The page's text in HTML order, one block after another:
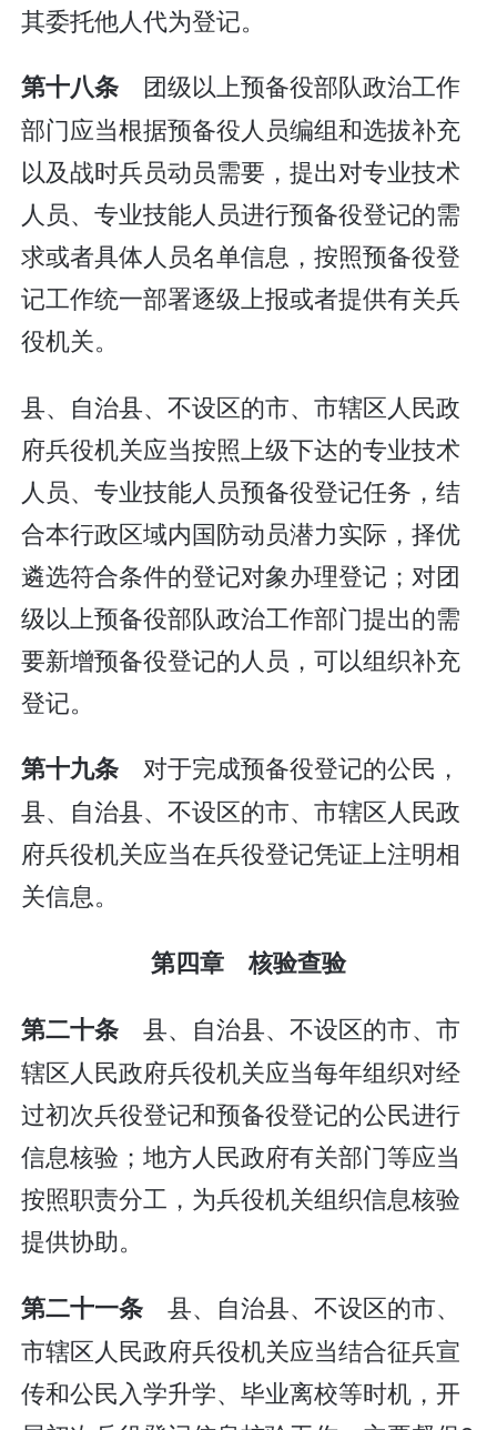
其委托他人代为登记。
第十八条 团级以上预备役部队政治工作
部门应当根据预备役人员编组和选拔补充
以及战时兵员动员需要，提出对专业技术
人员、专业技能人员进行预备役登记的需
求或者具体人员名单信息，按照预备役登
记工作统一部署逐级上报或者提供有关兵
役机关。
县、自治县、不设区的市、市辖区人民政
府兵役机关应当按照上级下达的专业技术
人员、专业技能人员预备役登记任务，结
合本行政区域内国防动员潜力实际，择优
遴选符合条件的登记对象办理登记；对团
级以上预备役部队政治工作部门提出的需
要新增预备役登记的人员，可以组织补充
登记。
第十九条对于完成预备役登记的公民，
县、自治县、不设区的市、市辖区人民政
府兵役机关应当在兵役登记凭证上注明相
关信息。
第四章 核验查验
第二十条 县、自治县、不设区的市、市
辖区人民政府兵役机关应当每年组织对经
过初次兵役登记和预备役登记的公民进行
信息核验；地方人民政府有关部门等应当
按照职责分工，为兵役机关组织信息核验
提供协助。
第二十一条 县、自治县、不设区的市、
市辖区人民政府兵役机关应当结合征兵宣
传和公民入学升学、毕业离校等时机，开